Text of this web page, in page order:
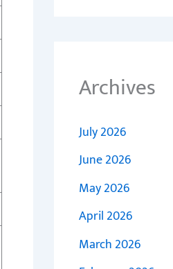
Archives
July 2026
June 2026
May 2026
April 2026
March 2026